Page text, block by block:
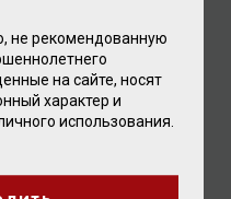
2022 13,5% 0,75л
не рекомендованную
на сайте, носят
характер и
использования.